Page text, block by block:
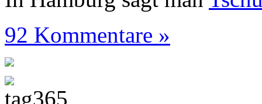
92 Kommentare »